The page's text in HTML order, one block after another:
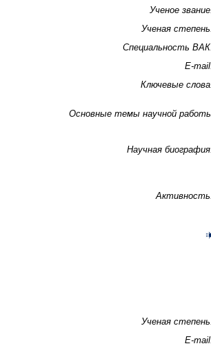
Ученое
Ученая
Специальность
E-
Ключевые
Основные темы научной
Научная
Ученая
E-